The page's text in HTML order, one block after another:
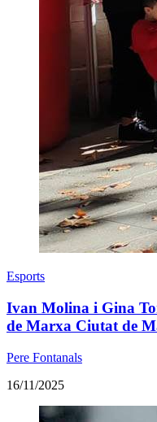
Esports
Ivan Molina i Gina
de Marxa Ciutat de
Pere Fontanals
16/11/2025